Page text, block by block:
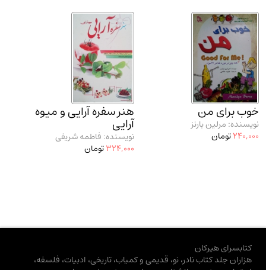
خوب برای من
نویسنده: مرلین بارنز
240,000تومان
هنر سفره آرایی و میوه
آرایی
نویسنده: فاطمه شریفی
324,000تومان
کتابسرای هیرکان
هزاران جلد کتاب نادر، نو، قدیمی و کمیاب، تاریخی، ادبیات، فلسفه،